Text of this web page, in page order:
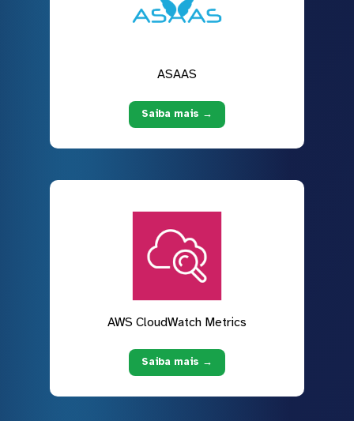
ASAAS
Saiba mais →
AWS CloudWatch Metrics
Saiba mais →